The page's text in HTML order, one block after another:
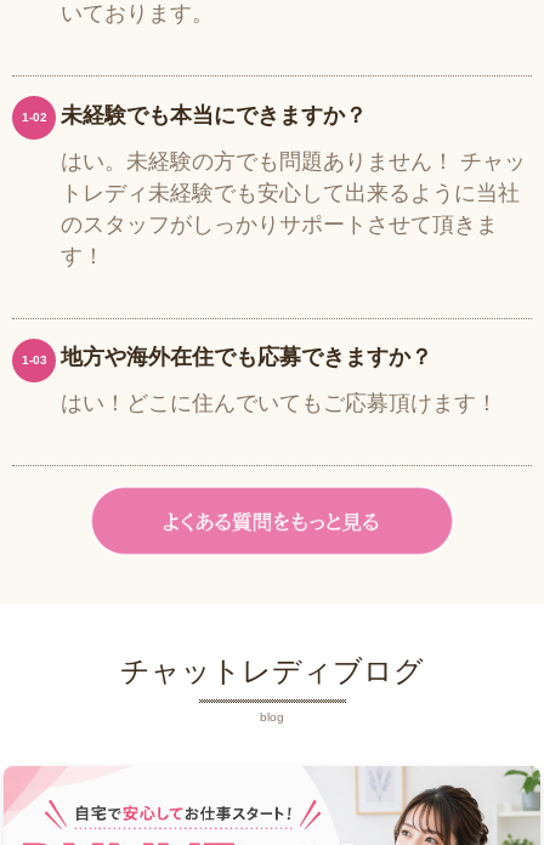
いております。
1-02
未経験でも本当にできますか？
はい。未経験の方でも問題ありません！ チャッ
トレディ未経験でも安心して出来るように当社
のスタッフがしっかりサポートさせて頂きま
す！
1-03
地方や海外在住でも応募できますか？
はい！どこに住んでいてもご応募頂けます！
チャットレディブログ
blog